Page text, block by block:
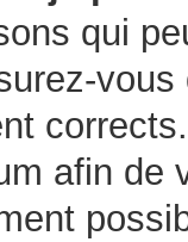
qui
afin de